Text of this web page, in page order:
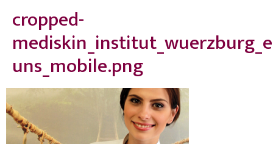
cropped-
uns_mobile.png